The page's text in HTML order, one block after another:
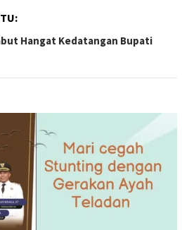
Hangat Kedatangan Bupati